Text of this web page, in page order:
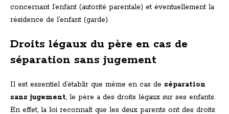
concernant l’enfant (autorité parentale) et éventuellement la
résidence de l’enfant (garde).
Droits légaux du père en cas de
séparation sans jugement
Il est essentiel d’établir que même en cas de séparation
sans jugement, le père a des droits légaux sur ses enfants.
En effet, la loi reconnaît que les deux parents ont des droits